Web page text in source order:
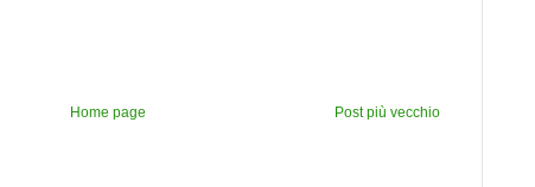
Post più vecchio
Home page